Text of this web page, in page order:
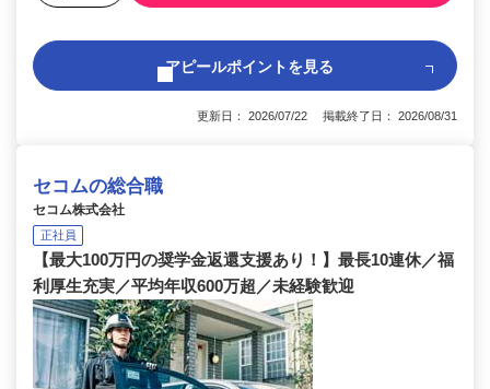
アピールポイントを見る
更新日： 2026/07/22 掲載終了日： 2026/08/31
セコムの総合職
セコム株式会社
正社員
【最大100万円の奨学金返還支援あり！】最長10連休／福
利厚生充実／平均年収600万超／未経験歓迎